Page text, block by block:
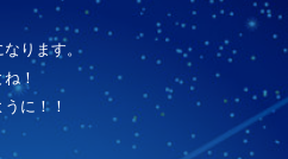
なります。
！
に！！